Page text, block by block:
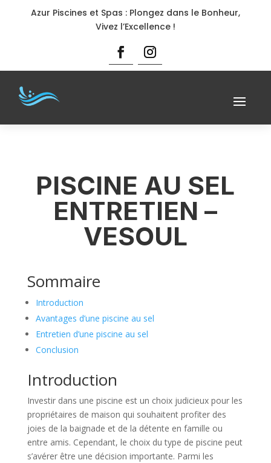
Azur Piscines et Spas : Plongez dans le Bonheur,
Vivez l’Excellence !
PISCINE AU SEL
ENTRETIEN –
VESOUL
Sommaire
Introduction
Avantages d’une piscine au sel
Entretien d’une piscine au sel
Conclusion
Introduction
Investir dans une piscine est un choix judicieux pour les
propriétaires de maison qui souhaitent profiter des
joies de la baignade et de la détente en famille ou
entre amis. Cependant, le choix du type de piscine peut
s’avérer être une décision importante. Parmi les